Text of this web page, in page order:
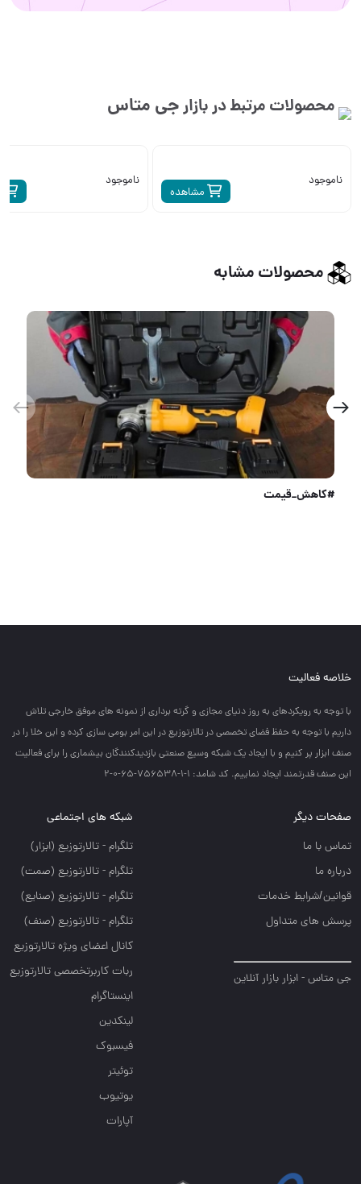
محصولات مرتبط در بازارجی متاس
مشاهده
ناموجود ناموجود
محصولات مشابه
#کاهش_قیمت
خلاصه فعالیت
با توجه به رويكردهاي به روز دنياي مجازي و گرته برداري از نمونه هاي موفق خارجي تلاش
داريم با توجه به حفظ فضاي تخصصي در تالارتوزيع در اين امر بومي سازي كرده و اين خلا را در
صنف ابزار پر كنيم و با ايجاد يك شبكه وسيع صنعتي بازديدكنندگان بيشماري را براي فعاليت
اين صنف قدرتمند ايجاد نماييم. کد شامد: 1-1-756538-65-0-2
صفحات دیگر
تماس با ما
درباره ما
قوانین/شرایط خدمات
پرسش های متداول
جی متاس - ابزار بازار آنلاین
شبکه های اجتماعی
تلگرام - تالارتوزيع (ابزار)
تلگرام - تالارتوزيع (صمت)
تلگرام - تالارتوزيع (صنايع)
تلگرام - تالارتوزیع (صنف)
کانال اعضای ویژه تالارتوزیع
ربات کاربرتخصصی تالارتوزیع
اینستاگرام
لینکدین
فیسبوک
توئیتر
یوتیوب
آپارات